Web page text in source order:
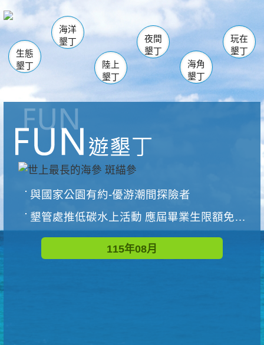
南仁湖
海生館
恆春 佳樂水
龍鑾潭自然中心 森林遊樂區
瓊麻館
關山 墾管處遊客中心
社頂公園 風吹沙
船帆石
白砂 龍磐公園
香蕉灣
砂島
鵝鑾鼻
生態
墾丁
海洋
墾丁
陸上
墾丁
夜間
墾丁
海角
墾丁
玩在
墾丁
與國家公園有約-優游潮間探險者
墾管處推低碳水上活動 應屆畢業生限額免費參加
115年08月